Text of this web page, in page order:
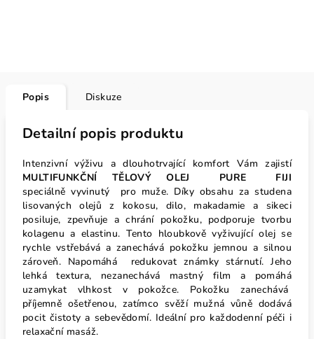
Popis Diskuze
Detailní popis produktu
Intenzivní výživu a dlouhotrvající komfort Vám zajistí
MULTIFUNKČNÍ
TĚLOVÝ OLEJ PURE FIJI
speciálně vyvinutý pro muže. Díky obsahu za studena
lisovaných olejů z kokosu, dilo, makadamie a sikeci
posiluje, zpevňuje a chrání pokožku, podporuje tvorbu
kolagenu a elastinu. Tento hloubkově vyživující olej se
rychle vstřebává a zanechává pokožku jemnou a silnou
zároveň. Napomáhá redukovat známky stárnutí. Jeho
lehká textura, nezanechává mastný film a pomáhá
uzamykat vlhkost v pokožce. Pokožku zanechává
příjemně ošetřenou, zatímco svěží mužná vůně dodává
pocit čistoty a sebevědomí. Ideální pro každodenní péči i
relaxační masáž.